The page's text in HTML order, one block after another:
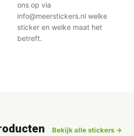
ons op via
info@meerstickers.nl welke
sticker en welke maat het
betreft.
Bekijk alle stickers →